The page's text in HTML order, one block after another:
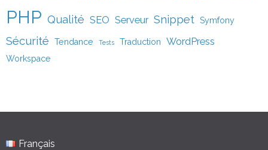
PHP Qualité SEO Serveur Snippet Symfony
Sécurité Tendance Tests Traduction WordPress
Workspace
Français